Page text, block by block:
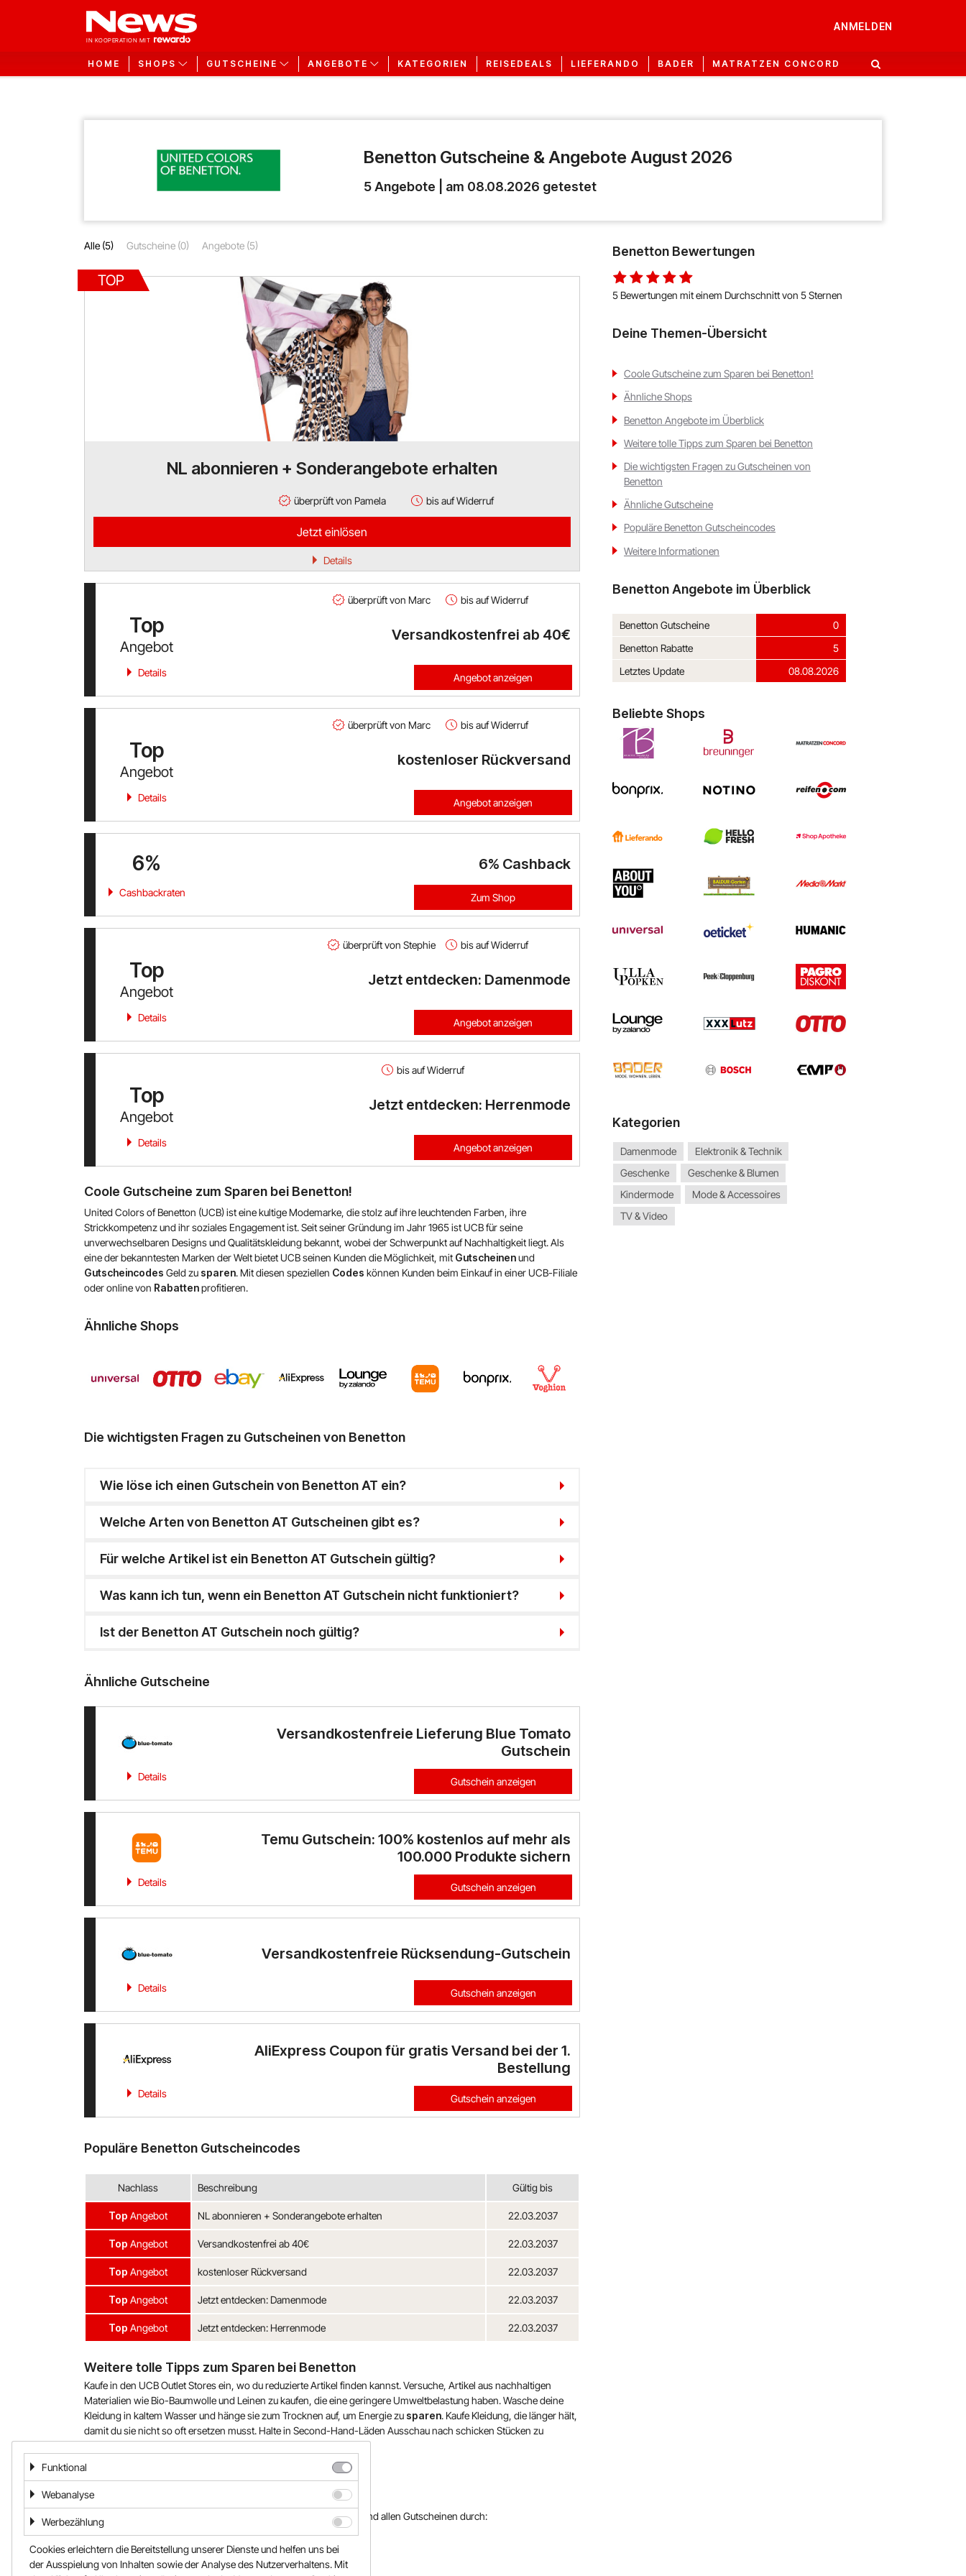
ANMELDEN
HOME SHOPS GUTSCHEINE ANGEBOTE KATEGORIEN REISEDEALS LIEFERANDO BADER MATRATZEN CONCORD
Benetton Gutscheine & Angebote August 2026
5 Angebote | am 08.08.2026 getestet
Alle (5) Gutscheine (0) Angebote (5)
TOP
NL abonnieren + Sonderangebote erhalten
überprüft von Pamela bis auf Widerruf
Details
Jetzt einlösen
überprüft von Marc bis auf Widerruf
Top
Angebot
Versandkostenfrei ab 40€
Details Angebot anzeigen
überprüft von Marc bis auf Widerruf
Top
Angebot
kostenloser Rückversand
Details Angebot anzeigen
6% 6% Cashback
Cashbackraten Zum Shop
überprüft von Stephie bis auf Widerruf
Top
Angebot
Jetzt entdecken: Damenmode
Details Angebot anzeigen
bis auf Widerruf
Top
Angebot
Jetzt entdecken: Herrenmode
Details Angebot anzeigen
Coole Gutscheine zum Sparen bei Benetton!
United Colors of Benetton (UCB) ist eine kultige Modemarke, die stolz auf ihre leuchtenden Farben, ihre
Strickkompetenz und ihr soziales Engagement ist. Seit seiner Gründung im Jahr 1965 ist UCB für seine
unverwechselbaren Designs und Qualitätskleidung bekannt, wobei der Schwerpunkt auf Nachhaltigkeit liegt. Als
eine der bekanntesten Marken der Welt bietet UCB seinen Kunden die Möglichkeit, mit Gutscheinenund
Gutscheincodes Geld zu sparen. Mit diesen speziellen Codes können Kunden beim Einkauf in einer UCB-Filiale
oder online von Rabattenprofitieren.
Ähnliche Shops
Die wichtigsten Fragen zu Gutscheinen von Benetton
Wie löse ich einen Gutschein von Benetton AT ein?
Welche Arten von Benetton AT Gutscheinen gibt es?
Für welche Artikel ist ein Benetton AT Gutschein gültig?
Was kann ich tun, wenn ein Benetton AT Gutschein nicht funktioniert?
Ist der Benetton AT Gutschein noch gültig?
Ähnliche Gutscheine
Versandkostenfreie Lieferung Blue Tomato
Gutschein
Details Gutschein anzeigen
Temu Gutschein: 100% kostenlos auf mehr als
100.000 Produkte sichern
Details Gutschein anzeigen
Versandkostenfreie Rücksendung-Gutschein
Details Gutschein anzeigen
AliExpress Coupon für gratis Versand bei der 1.
Bestellung
Details Gutschein anzeigen
Populäre Benetton Gutscheincodes
Nachlass Beschreibung Gültig bis
Top Angebot NL abonnieren + Sonderangebote erhalten 22.03.2037
Top Angebot Versandkostenfrei ab 40€ 22.03.2037
Top Angebot kostenloser Rückversand 22.03.2037
Top Angebot Jetzt entdecken: Damenmode 22.03.2037
Top Angebot Jetzt entdecken: Herrenmode 22.03.2037
Weitere tolle Tipps zum Sparen bei Benetton
Kaufe in den UCB Outlet Stores ein, wo du reduzierte Artikel finden kannst. Versuche, Artikel aus nachhaltigen
Materialien wie Bio-Baumwolle und Leinen zu kaufen, die eine geringere Umweltbelastung haben. Wasche deine
Kleidung in kaltem Wasser und hänge sie zum Trocknen auf, um Energie zu sparen. Kaufe Kleidung, die länger hält,
damit du sie nicht so oft ersetzen musst. Halte in Second-Hand-Läden Ausschau nach schicken Stücken zu
günstigen Preisen.
Weitere Informationen
Lies dir hier alle Informationen zu Cashback, deinem Einkauf und allen Gutscheinen durch:
https://gutscheine.news.at/faq
Benetton Bewertungen
5 Bewertungen mit einem Durchschnitt von 5 Sternen
Deine Themen-Übersicht
Coole Gutscheine zum Sparen bei Benetton!
Ähnliche Shops
Benetton Angebote im Überblick
Weitere tolle Tipps zum Sparen bei Benetton
Die wichtigsten Fragen zu Gutscheinen von
Benetton
Ähnliche Gutscheine
Populäre Benetton Gutscheincodes
Weitere Informationen
Benetton Angebote im Überblick
Benetton Gutscheine
0
Benetton Rabatte
5
Letztes Update
08.08.2026
Beliebte Shops
Kategorien
Damenmode
Elektronik & Technik
Geschenke
Geschenke & Blumen
Kindermode
Mode & Accessoires
TV & Video
Funktional
Webanalyse
Werbezählung
Cookies erleichtern die Bereitstellung unserer Dienste und helfen uns bei
der Ausspielung von Inhalten sowie der Analyse des Nutzerverhaltens. Mit